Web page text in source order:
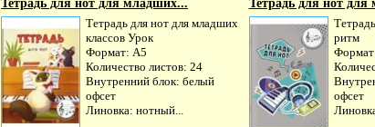
Тетрадь для нот для младших...
Тетрадь для нот для младших
классов Урок
Формат: А5
Количество листов: 24
Внутренний блок: белый
офсет
Линовка: нотный...
Тетрадь для нот
ритм
офсет